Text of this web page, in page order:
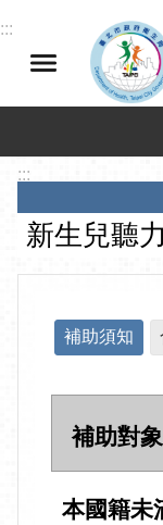
跳到主要內容區塊
:::
:::
新生兒聽
補助須知
補助對象
本國籍未